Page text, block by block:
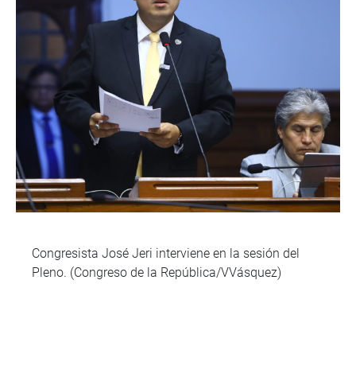
Congresista José Jeri interviene en la sesión del
Pleno. (Congreso de la República/VVásquez)